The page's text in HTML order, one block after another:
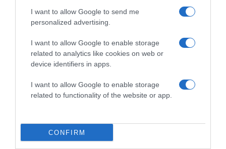
I want to allow Google to send me
personalized advertising.
I want to allow Google to enable storage
related to analytics like cookies on web or
device identifiers in apps.
I want to allow Google to enable storage
related to functionality of the website or app.
CONFIRM
Zendaya és Tom Holland luxushotelben tartották a
lakodalmukat